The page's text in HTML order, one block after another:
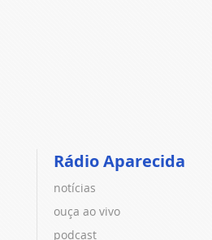
Rádio Aparecida
notícias
ouça ao vivo
podcast